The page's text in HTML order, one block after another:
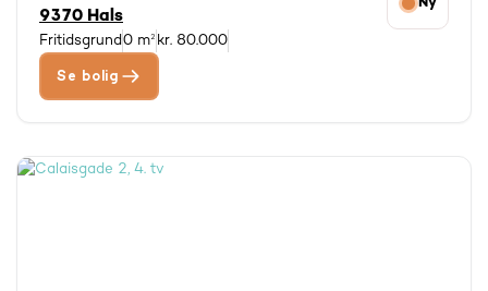
9370 Hals
Ny
Fritidsgrund0 m² kr. 80.000
Se bolig